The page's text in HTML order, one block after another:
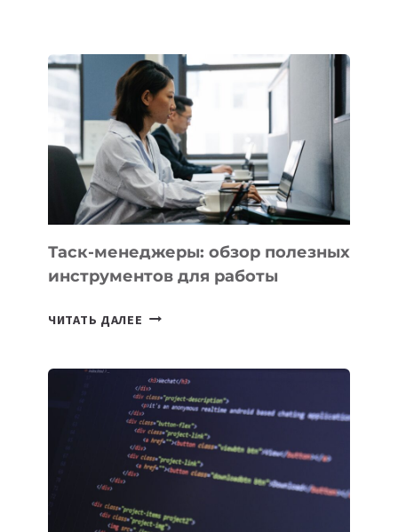
НОВЫЕ
ПРЕДМЕТЫ
ПО
ИСКУССТВЕННОМУ
ИНТЕЛЛЕКТУ
Таск-менеджеры: обзор полезных
инструментов для работы
ЧИТАТЬ ДАЛЕЕ ТАСК-
ПОЛЕЗНЫХ
ИНСТРУМЕНТОВ
ДЛЯ
РАБОТЫ